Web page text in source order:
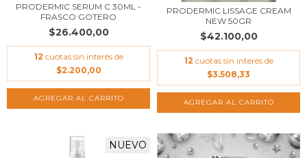
PRODERMIC SERUM C 30ML -
FRASCO GOTERO
$26.400,00
12 cuotas sin interés de
$2.200,00
PRODERMIC LISSAGE CREAM
NEW 50GR
$42.100,00
12 cuotas sin interés de
$3.508,33
NUEVO